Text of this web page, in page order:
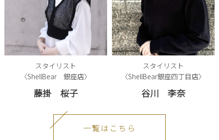
スタイリスト
〈ShellBear 銀座店〉
藤掛 桜子
スタイリスト
〈ShellBear銀座四丁目店〉
谷川 李奈
一覧はこちら